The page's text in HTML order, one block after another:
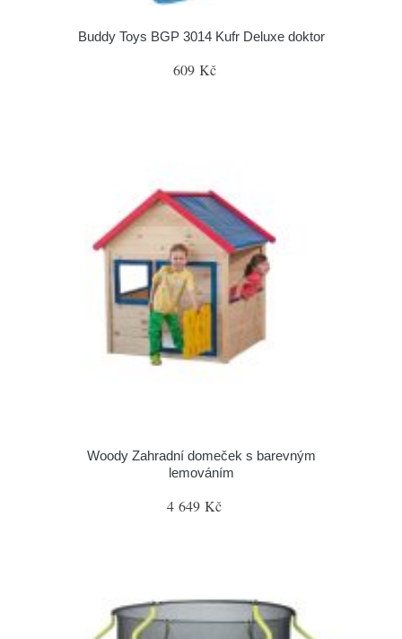
Buddy Toys BGP 3014 Kufr Deluxe doktor
609 Kč
Woody Zahradní domeček s barevným
lemováním
4 649 Kč